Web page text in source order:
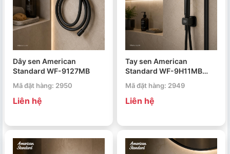
Dây sen American
Standard WF-9127MB
Mã đặt hàng: 2950
Liên hệ
Tay sen American
Standard WF-9H11MB
Mã đặt hàng: 2949
Liên hệ